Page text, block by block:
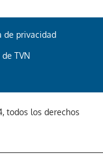
de privacidad
TVN
todos los derechos